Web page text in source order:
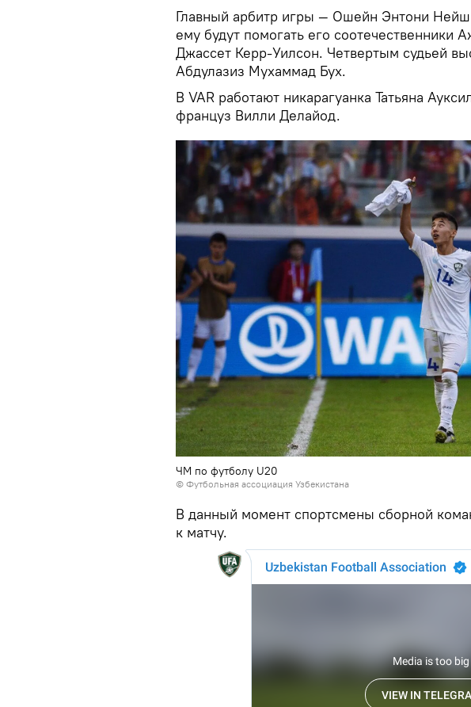
Главный арбитр игры — Ошейн Энтони
ему будут помогать его соотечественники
Джассет Керр-Уилсон. Четвертым судьей
Абдулазиз Мухаммад Бух.
В VAR работают никарагуанка Татьяна
француз Вилли Делайод.
ЧМ по футболу U20
© Футбольная ассоциация Узбекистана
В данный момент спортсмены сборной
к матчу.